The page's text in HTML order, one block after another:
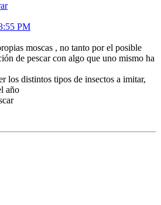
PM
moscas , no tanto por el posible
de pescar con algo que uno mismo ha
los distintos tipos de insectos a imitar,
año